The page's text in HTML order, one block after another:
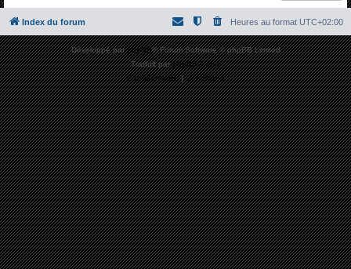
e
r
Index du forum Heures au format UTC+02:00
Développé parphpBB® Forum Software © phpBB Limited
Traduit parphpBB-fr.com
Confidentialité|Conditions